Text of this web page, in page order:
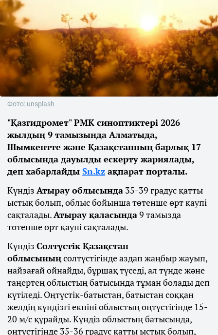
Фото: unsplash
"Қазгидромет" РМК синоптиктері 2026
жылдың 9 тамызында Алматыда,
Шымкентте және Қазақстанның барлық 17
облысында дауылды ескерту жариялады,
деп хабарлайды Sn.kz ақпарат порталы.
Күндіз Атырау облысында 35-39 градус қатты
ыстық болып, облыс бойынша төтенше өрт қаупі
сақталады.Атырау қаласында9 тамызда
төтенше өрт қаупі сақталады.
Күндіз Солтүстік Қазақстан
облысыныңсолтүстігінде аздап жаңбыр жауып,
найзағай ойнайды, бұршақ түседі, ал түнде және
таңертең облыстың батысында тұман болады деп
күтіледі. Оңтүстік-батыстан, батыстан соққан
желдің күндізгі екпіні облыстың оңтүстігінде 15-
20 м/с құрайды. Күндіз облыстың батысында,
оңтүстігінде 35-36 градус қатты ыстық болып,